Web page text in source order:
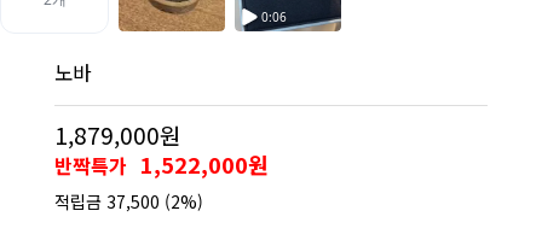
노바
1,879,000원
반짝특가 1,522,000원
적립금 37,500 (2%)